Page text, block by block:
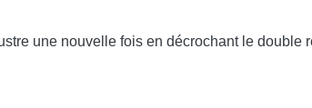
une nouvelle fois en décrochant le double